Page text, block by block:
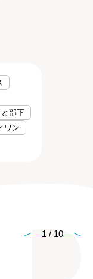
部下
ワン
1 / 10